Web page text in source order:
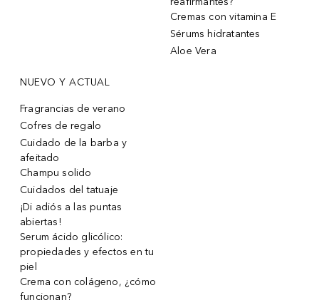
Cremas con vitamina E
Sérums hidratantes
Aloe Vera
NUEVO Y ACTUAL
Fragrancias de verano
Cofres de regalo
Cuidado de la barba y
afeitado
Champu solido
Cuidados del tatuaje
¡Di adiós a las puntas
abiertas!
Serum ácido glicólico:
propiedades y efectos en tu
piel
Crema con colágeno, ¿cómo
funcionan?